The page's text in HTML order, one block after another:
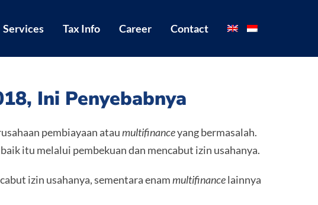
Services Tax Info Career Contact
Ini Penyebabnya
pembiayaan ataumultifinanceyang bermasalah.
itu melalui pembekuan dan mencabut izin usahanya.
izin usahanya, sementara enammultifinancelainnya